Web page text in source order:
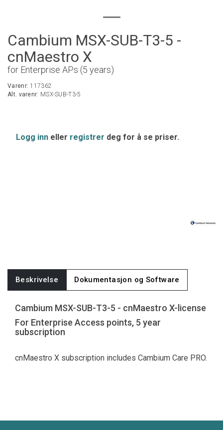
Cambium MSX-SUB-T3-5 -
cnMaestro X
for Enterprise APs (5 years)
Varenr:117362
Alt. varenr: MSX-SUB-T3-5
Logg inn eller registrer deg for å se priser.
Beskrivelse Dokumentasjon og Software
Cambium MSX-SUB-T3-5 - cnMaestro X-license
For Enterprise Access points, 5 year
subscription
cnMaestro X subscription includes Cambium Care PRO.